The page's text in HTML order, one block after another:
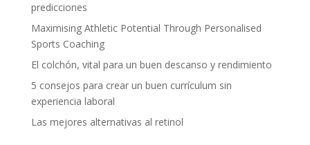
predicciones
Maximising Athletic Potential Through Personalised
Sports Coaching
El colchón, vital para un buen descanso y rendimiento
5 consejos para crear un buen currículum sin
experiencia laboral
Las mejores alternativas al retinol